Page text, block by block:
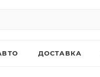
ДОСТАВКА